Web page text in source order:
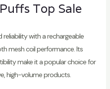
Top Sale
with a rechargeable
mesh coil performance. Its
make it a popular choice for
high-volume products.